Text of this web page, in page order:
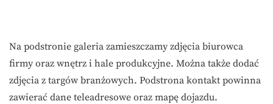
Na podstronie galeria zamieszczamy zdjęcia biurowca
firmy oraz wnętrz i hale produkcyjne. Można także dodać
zdjęcia z targów branżowych. Podstrona kontakt powinna
zawierać dane teleadresowe oraz mapę dojazdu.